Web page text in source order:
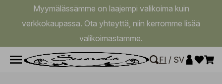
Myymälässämme on laajempi valikoima kuin
verkkokaupassa. Ota yhteyttä, niin kerromme lisää
valikoimastamme.
FI / SV